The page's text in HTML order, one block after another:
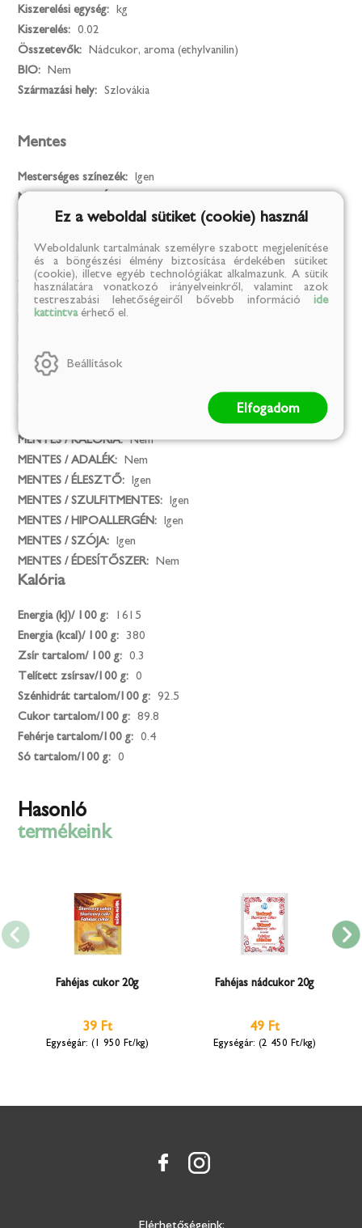
Kiszerelési egység:
kg
Kiszerelés:
0.02
Összetevők:
Nádcukor, aroma (ethylvanilin)
BIO:
Nem
Származási hely:
Szlovákia
Mentes
Mesterséges színezék:
Igen
MENTES / GLUTÉN:
MENTES / LAKTÓZ: Igen
MENTES / ÁLLATI EREDETŰ ÖSSZETEVŐ: Igen
Az összes allergéntől mentes termék: Igen
MENTES / GMO:
Igen
MENTES / ALKOHOLMENTES:
MENTES / HOZZÁADOTT SÓ:
MENTES / HOZZÁADOTT CUKOR:
MENTES / KALÓRIA: Nem
MENTES / ADALÉK:
Nem
MENTES / ÉLESZTŐ:
Igen
MENTES / SZULFITMENTES:
Igen
MENTES / HIPOALLERGÉN:
Igen
MENTES / SZÓJA:
Igen
MENTES / ÉDESÍTŐSZER:
Nem
Kalória
Energia (kJ)/ 100 g:
1615
Energia (kcal)/ 100 g:
380
Zsír tartalom/ 100 g:
0.3
Telített zsírsav/100 g:
0
Szénhidrát tartalom/100 g:
92.5
Cukor tartalom/100 g:
89.8
Fehérje tartalom/100 g:
0.4
Só tartalom/100 g:
0
Hasonló
termékeink
Fahéjas cukor 20g
39 Ft
(1 950 Ft/kg)
Fahéjas nádcukor 20g
49 Ft
(2 450 Ft/kg)
Elérhetőségeink:
Ez a weboldal sütiket (cookie) használ
Weboldalunk tartalmának személyre szabott megjelenítése
és a böngészési élmény biztosítása érdekében sütiket
(cookie), illetve egyéb technológiákat alkalmazunk. A sütik
használatára vonatkozó irányelveinkről, valamint azok
testreszabási lehetőségeiről bővebb információ ide
kattintvaérhető el.
Beállítások
Elfogadom